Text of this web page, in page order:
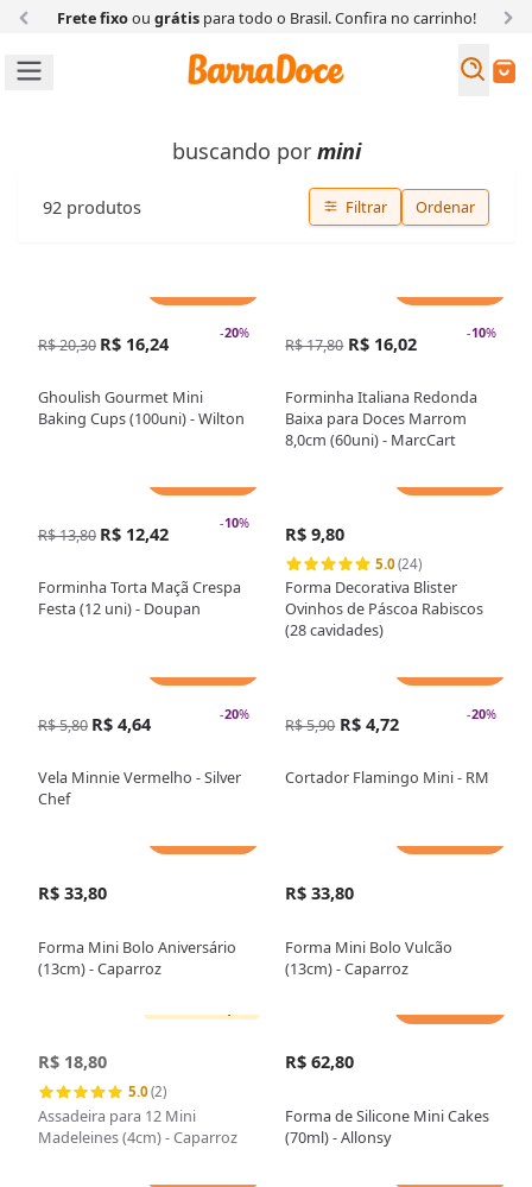
Frete fixoou grátispara todo o Brasil. Confira no carrinho!
Buscar
buscando pormini
92 produtos Filtrar Ordenar
-20%
R$ 20,30 R$ 16,24
Ghoulish Gourmet Mini
Baking Cups (100uni) - Wilton
-10%
R$ 17,80 R$ 16,02
Forminha Italiana Redonda
Baixa para Doces Marrom
8,0cm (60uni) - MarcCart
-10%
R$ 13,80 R$ 12,42
Forminha Torta Maçã Crespa
Festa (12 uni) - Doupan
R$ 9,80
5.0(24)
Forma Decorativa Blister
Ovinhos de Páscoa Rabiscos
(28 cavidades)
-20%
R$ 5,80 R$ 4,64
Vela Minnie Vermelho - Silver
Chef
-20%
R$ 5,90 R$ 4,72
Cortador Flamingo Mini - RM
R$ 33,80
Forma Mini Bolo Aniversário
(13cm) - Caparroz
R$ 33,80
Forma Mini Bolo Vulcão
(13cm) - Caparroz
R$ 18,80
5.0(2)
Assadeira para 12 Mini
Madeleines (4cm) - Caparroz
R$ 62,80
Forma de Silicone Mini Cakes
(70ml) - Allonsy